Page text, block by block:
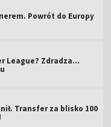
Powrót do Europy
League? Zdradza...
Transfer za blisko 100